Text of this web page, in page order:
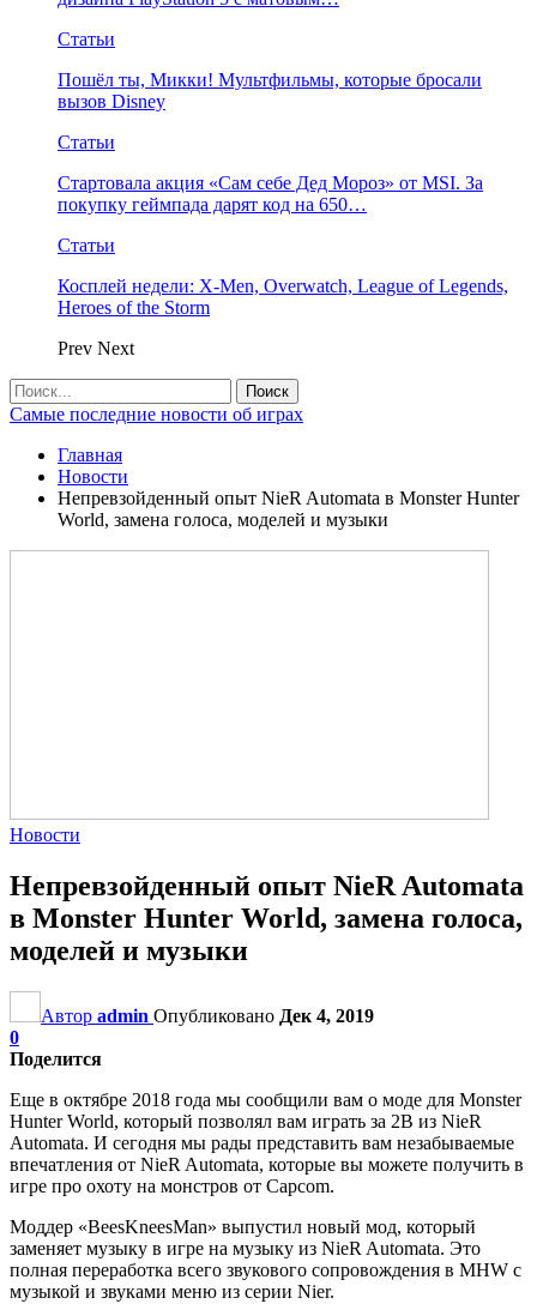
Статьи
Пошёл ты, Микки! Мультфильмы, которые бросали
вызов Disney
Статьи
Стартовала акция «Сам себе Дед Мороз» от MSI. За
покупку геймпада дарят код на 650…
Статьи
Косплей недели: X-Men, Overwatch, League of Legends,
Heroes of the Storm
Prev Next
Самые последние новости об играх
Главная
Новости
Непревзойденный опыт NieR Automata в Monster Hunter
World, замена голоса, моделей и музыки
Новости
Непревзойденный опыт NieR Automata
в Monster Hunter World, замена голоса,
моделей и музыки
Автор admin Опубликовано Дек 4, 2019
0
Поделится
Еще в октябре 2018 года мы сообщили вам о моде для Monster
Hunter World, который позволял вам играть за 2B из NieR
Automata. И сегодня мы рады представить вам незабываемые
впечатления от NieR Automata, которые вы можете получить в
игре про охоту на монстров от Capcom.
Моддер «BeesKneesMan» выпустил новый мод, который
заменяет музыку в игре на музыку из NieR Automata. Это
полная переработка всего звукового сопровождения в MHW с
музыкой и звуками меню из серии Nier.